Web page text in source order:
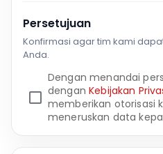
Persetujuan
Konfirmasi agar tim kami
Anda.
Dengan menandai
denganKebijakan
memberikan otorisasi
meneruskan data